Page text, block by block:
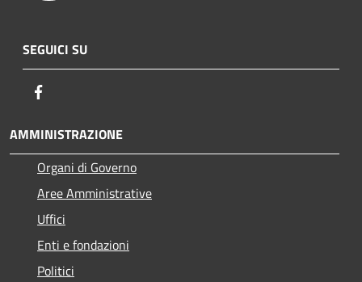
SEGUICI SU
AMMINISTRAZIONE
Organi di Governo
Aree Amministrative
Uffici
Enti e fondazioni
Politici